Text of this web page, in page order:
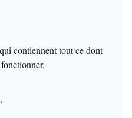
contiennent tout ce dont